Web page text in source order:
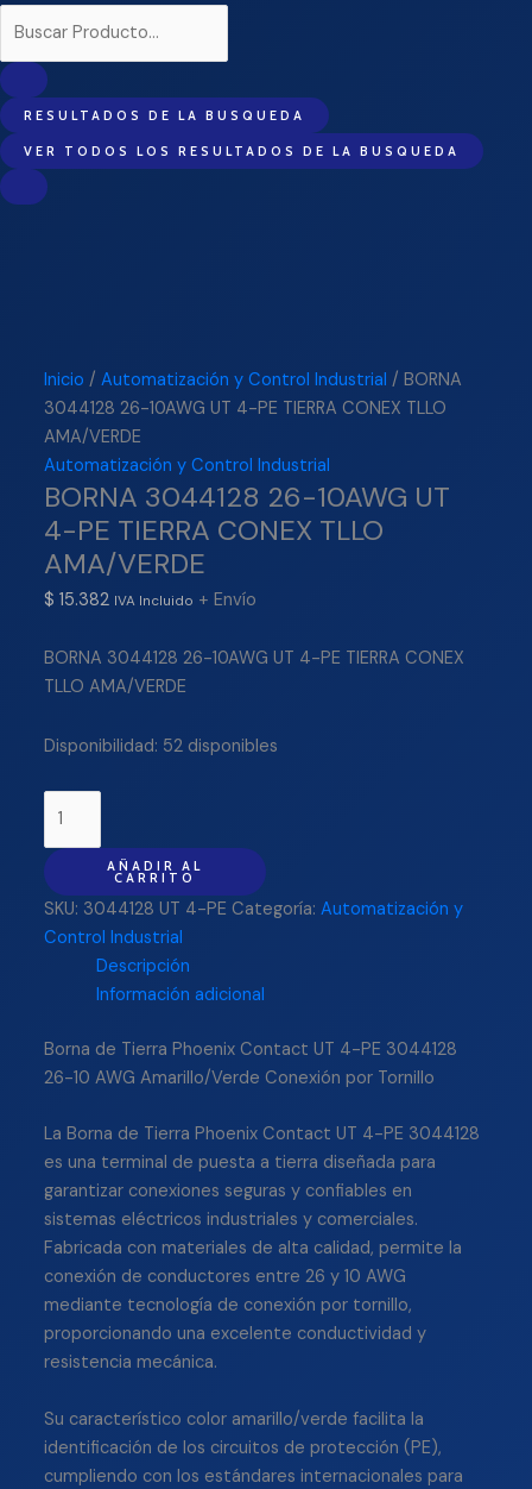
RESULTADOS DE LA BUSQUEDA
VER TODOS LOS RESULTADOS DE LA BUSQUEDA
Inicio /Automatización y Control Industrial / BORNA
3044128 26-10AWG UT 4-PE TIERRA CONEX TLLO
AMA/VERDE
Automatización y Control Industrial
BORNA 3044128 26-10AWG UT
4-PE TIERRA CONEX TLLO
AMA/VERDE
$ 15.382 IVA Incluido + Envío
BORNA 3044128 26-10AWG UT 4-PE TIERRA CONEX
TLLO AMA/VERDE
Disponibilidad: 52 disponibles
AÑADIR AL
CARRITO
SKU: 3044128 UT 4-PE Categoría:Automatización y
Control Industrial
Descripción
Información adicional
Borna de Tierra Phoenix Contact UT 4-PE 3044128
26-10 AWG Amarillo/Verde Conexión por Tornillo
La Borna de Tierra Phoenix Contact UT 4-PE 3044128
es una terminal de puesta a tierra diseñada para
garantizar conexiones seguras y confiables en
sistemas eléctricos industriales y comerciales.
Fabricada con materiales de alta calidad, permite la
conexión de conductores entre 26 y 10 AWG
mediante tecnología de conexión por tornillo,
proporcionando una excelente conductividad y
resistencia mecánica.
Su característico color amarillo/verde facilita la
identificación de los circuitos de protección (PE),
cumpliendo con los estándares internacionales para